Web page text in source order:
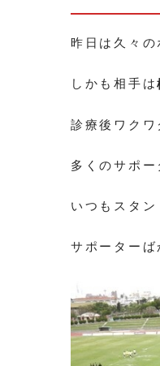
昨日は久々の
しかも相手は
診療後ワクワ
多くのサポ
いつもスタ
サポーターば